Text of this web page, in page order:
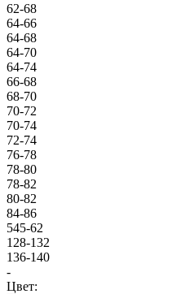
62-68
64-66
64-68
64-70
64-74
66-68
68-70
70-72
70-74
72-74
76-78
78-80
78-82
80-82
84-86
545-62
128-132
136-140
-
Цвет: